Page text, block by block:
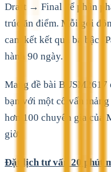
Draft → Final để phần
trúc ăn điểm. Mỗi gói
cam kết kết quả ba bậc
hành 90 ngày.
Mang đề bài BUSM2617
bạn với một cố vấn
hơn 100 chuyên gia của
giờ.
Đặt lịch tư vấn 20 phút